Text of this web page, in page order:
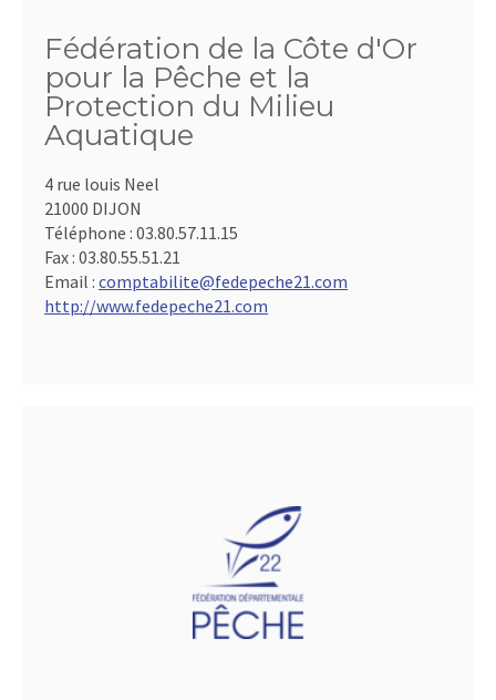
Fédération de la Côte d'Or
pour la Pêche et la
Protection du Milieu
Aquatique
4 rue louis Neel
21000 DIJON
Téléphone : 03.80.57.11.15
Fax : 03.80.55.51.21
Email : comptabilite@fedepeche21.com
http://www.fedepeche21.com